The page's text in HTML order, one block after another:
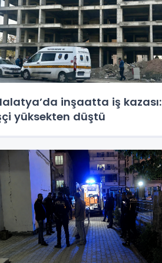
inşaatta iş kazası:
yüksekten düştü